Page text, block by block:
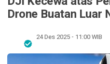
Drone Buatan Luar
24 Des 2025 - 11:00 WIB